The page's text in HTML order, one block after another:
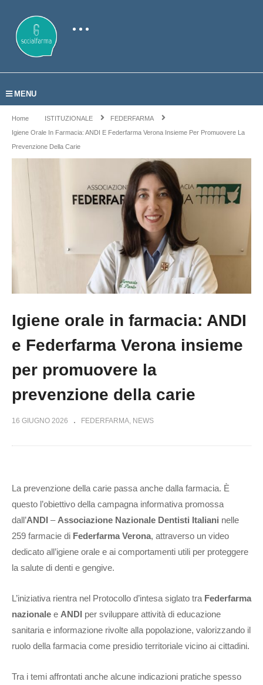
MENU
Home ISTITUZIONALE
FEDERFARMA
Igiene Orale In Farmacia: ANDI E Federfarma Verona Insieme Per Promuovere La
Prevenzione Della Carie
Igiene orale in farmacia: ANDI
e Federfarma Verona insieme
per promuovere la
prevenzione della carie
16 GIUGNO 2026 FEDERFARMA NEWS
La prevenzione della carie passa anche dalla farmacia. È
questo l’obiettivo della campagna informativa promossa
dall’ANDI – Associazione Nazionale Dentisti Italiani nelle
259 farmacie di Federfarma Verona, attraverso un video
dedicato all’igiene orale e ai comportamenti utili per proteggere
la salute di denti e gengive.
L’iniziativa rientra nel Protocollo d’intesa siglato tra Federfarma
nazionale e ANDI per sviluppare attività di educazione
sanitaria e informazione rivolte alla popolazione, valorizzando il
ruolo della farmacia come presidio territoriale vicino ai cittadini.
Tra i temi affrontati anche alcune indicazioni pratiche spesso